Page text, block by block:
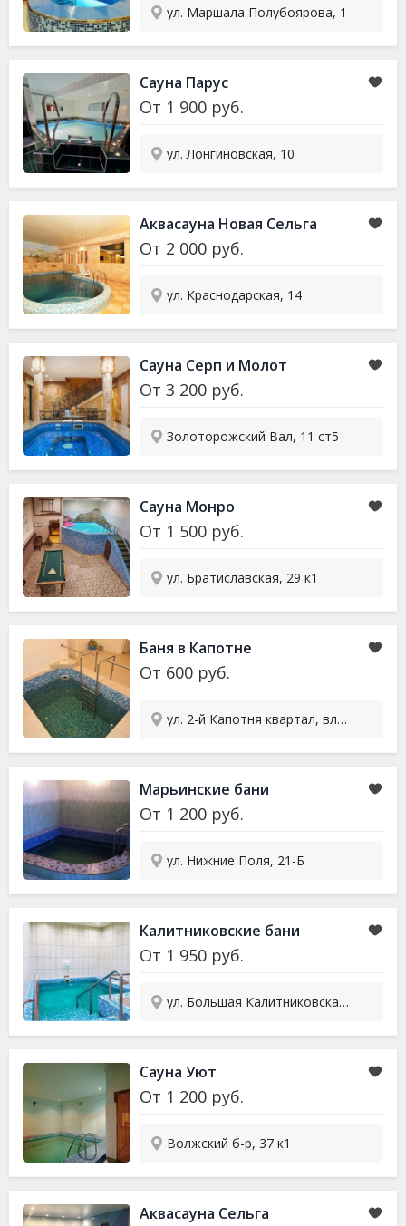
ул. Маршала Полубоярова, 1
Сауна Парус
От 1 900 руб.
ул. Лонгиновская, 10
Аквасауна Новая Сельга
От 2 000 руб.
ул. Краснодарская, 14
Сауна Серп и Молот
От3 200 руб.
Золоторожский Вал, 11 ст5
Сауна Монро
От 1 500 руб.
ул. Братиславская, 29 к1
Баня в Капотне
От 600 руб.
ул. 2-й Капотня квартал, вл33 ст2
Марьинские бани
От 1 200 руб.
ул. Нижние Поля, 21-Б
Калитниковские бани
От 1 950 руб.
ул. Большая Калитниковская, 42
Сауна Уют
От 1 200 руб.
Волжский б-р, 37 к1
Аквасауна Сельга